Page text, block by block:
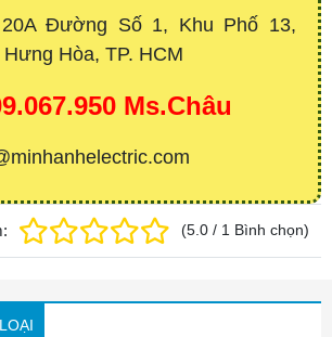
Đường Số 1, Khu Phố 13,
Hòa, TP. HCM
Ms.Châu
(5.0 / 1 Bình chọn)